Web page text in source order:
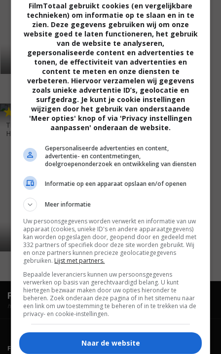
The Five People You Meet in
Heaven
(2004)
FilmTotaal.Hét online filmoverzicht.
hosted by
FILMTOTAAL
FilmTotaal gebruikt cookies (en vergelijkbare
technieken) om informatie op te slaan en in te
zien. Deze gegevens gebruiken wij om onze
website goed te laten functioneren, het gebruik
van de website te analyseren,
gepersonaliseerde content en advertenties te
tonen, de effectiviteit van advertenties en
content te meten en onze diensten te
verbeteren. Hiervoor verzamelen wij gegevens
zoals unieke advertentie ID’s, geolocatie en
surfgedrag. Je kunt je cookie instellingen
wijzigen door het gebruik van onderstaande
'Meer opties' knop of via 'Privacy instellingen
aanpassen' onderaan de website.
Gepersonaliseerde advertenties en content,
advertentie- en contentmetingen,
doelgroepenonderzoek en ontwikkeling van diensten
Informatie op een apparaat opslaan en/of openen
Meer informatie
Uw persoonsgegevens worden verwerkt en informatie van uw
apparaat (cookies, unieke ID's en andere apparaatgegevens)
kan worden opgeslagen door, geopend door en gedeeld met
332 partners of specifiek door deze site worden gebruikt. Wij
en onze partners kunnen precieze geolocatiegegevens
gebruiken. Lijst met partners.
Bepaalde leveranciers kunnen uw persoonsgegevens
verwerken op basis van gerechtvaardigd belang. U kunt
hiertegen bezwaar maken door uw opties hieronder te
beheren. Zoek onderaan deze pagina of in het sitemenu naar
een link om uw toestemming te beheren of in te trekken via de
privacy- en cookie-instellingen.
Naar de website